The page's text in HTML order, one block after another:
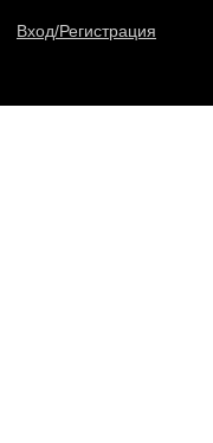
Вход/Регистрация